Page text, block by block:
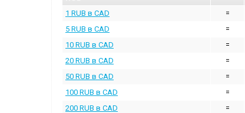
1 RUB в CAD =
5 RUB в CAD
=
10 RUB в CAD
=
20 RUB в CAD
=
50 RUB в CAD
=
100 RUB в CAD
=
200 RUB в CAD
=